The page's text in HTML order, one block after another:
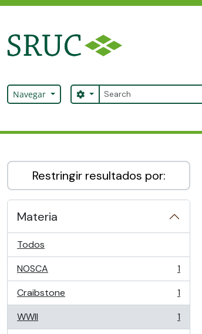
Navegar Búsqueda
Search options
Restringir resultados por:
Materia
Todos
NOSCA
, 1 resultados
1
Craibstone
, 1 resultados
1
WWII
, 1 resultados
1